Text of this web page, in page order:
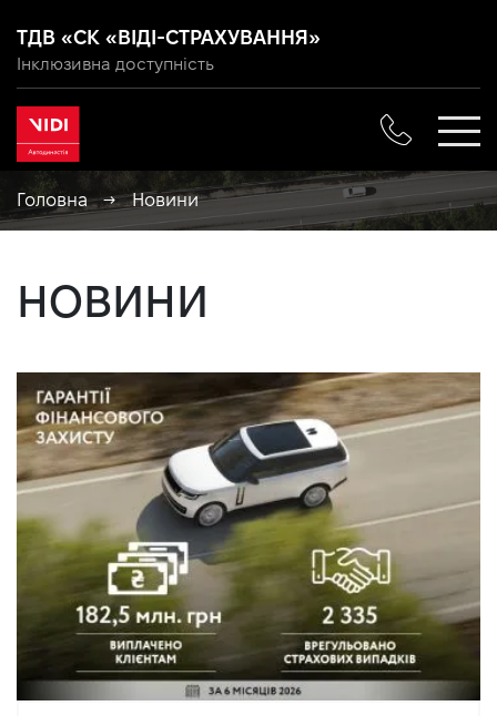
ТДВ «СК «ВІДІ-СТРАХУВАННЯ»
Інклюзивна доступність
Головна → Новини
НОВИНИ